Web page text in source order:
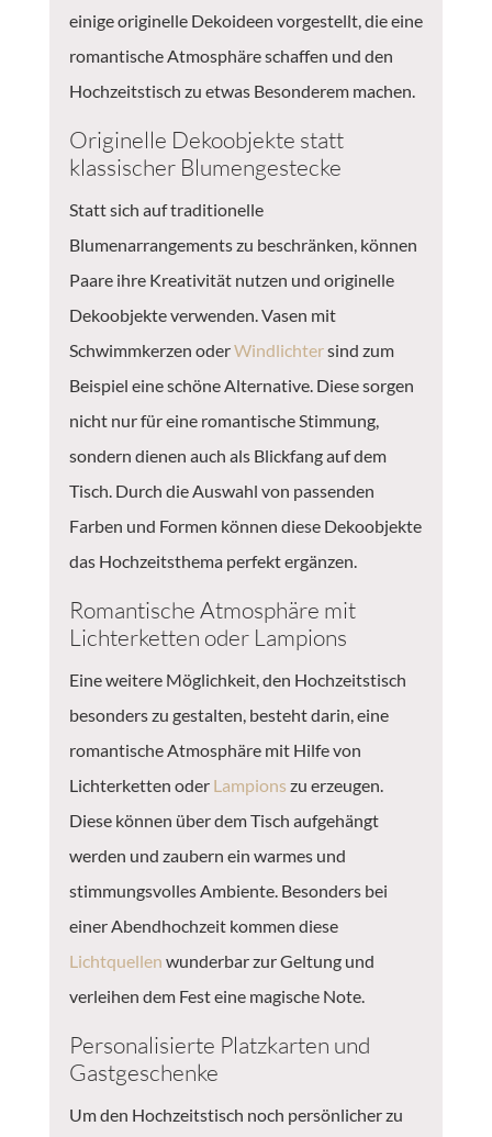
einige originelle Dekoideen vorgestellt, die eine
romantische Atmosphäre schaffen und den
Hochzeitstisch zu etwas Besonderem machen.
Originelle Dekoobjekte statt
klassischer Blumengestecke
Statt sich auf traditionelle
Blumenarrangements zu beschränken, können
Paare ihre Kreativität nutzen und originelle
Dekoobjekte verwenden. Vasen mit
Schwimmkerzen oderWindlichtersind zum
Beispiel eine schöne Alternative. Diese sorgen
nicht nur für eine romantische Stimmung,
sondern dienen auch als Blickfang auf dem
Tisch. Durch die Auswahl von passenden
Farben und Formen können diese Dekoobjekte
das Hochzeitsthema perfekt ergänzen.
Romantische Atmosphäre mit
Lichterketten oder Lampions
Eine weitere Möglichkeit, den Hochzeitstisch
besonders zu gestalten, besteht darin, eine
romantische Atmosphäre mit Hilfe von
Lichterketten oder Lampions zu erzeugen.
Diese können über dem Tisch aufgehängt
werden und zaubern ein warmes und
stimmungsvolles Ambiente. Besonders bei
einer Abendhochzeit kommen diese
Lichtquellen wunderbar zur Geltung und
verleihen dem Fest eine magische Note.
Personalisierte Platzkarten und
Gastgeschenke
Um den Hochzeitstisch noch persönlicher zu